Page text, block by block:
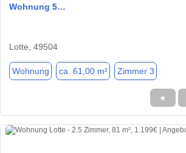
Wohnung 5…
Lotte, 49504
Wohnung ca. 61,00 m² Zimmer 3
★